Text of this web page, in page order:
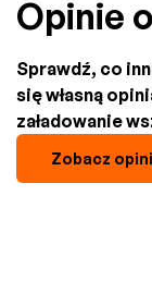
Opinie
Sprawdź, co
się własną
załadowanie
Zobacz